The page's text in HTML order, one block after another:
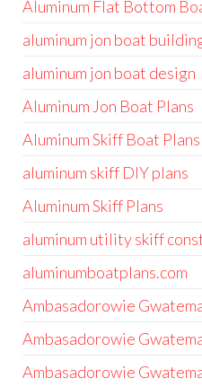
Aluminum Flat Bottom
aluminum jon boat
aluminum jon boat design
Aluminum Jon Boat Plans
Aluminum Skiff Boat Plans
aluminum skiff DIY plans
Aluminum Skiff Plans
aluminum utility skiff
aluminumboatplans.com
Ambasadorowie
Ambasadorowie
Ambasadorowie